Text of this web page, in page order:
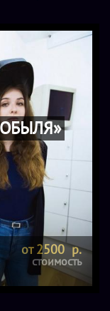
от 2500 р.
стоимость